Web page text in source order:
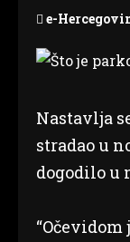
e-
Nastavlja
stradao u
dogodilo u